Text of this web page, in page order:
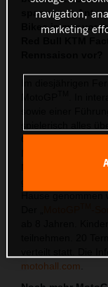
spannende
Bikes immer
. In
TM
ab 8 Jahren.
motohall.com
navigation,
marketing